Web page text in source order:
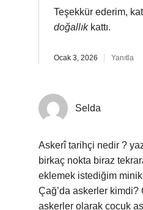
Teşekkür ederim,
doğallıkkattı.
Ocak 3, 2026 Yanıtla
Selda
Askerî tarihçi nedir ?
birkaç nokta biraz
eklemek istediğim
Çağ’da askerler kimdi?
askerler olarak çocuk